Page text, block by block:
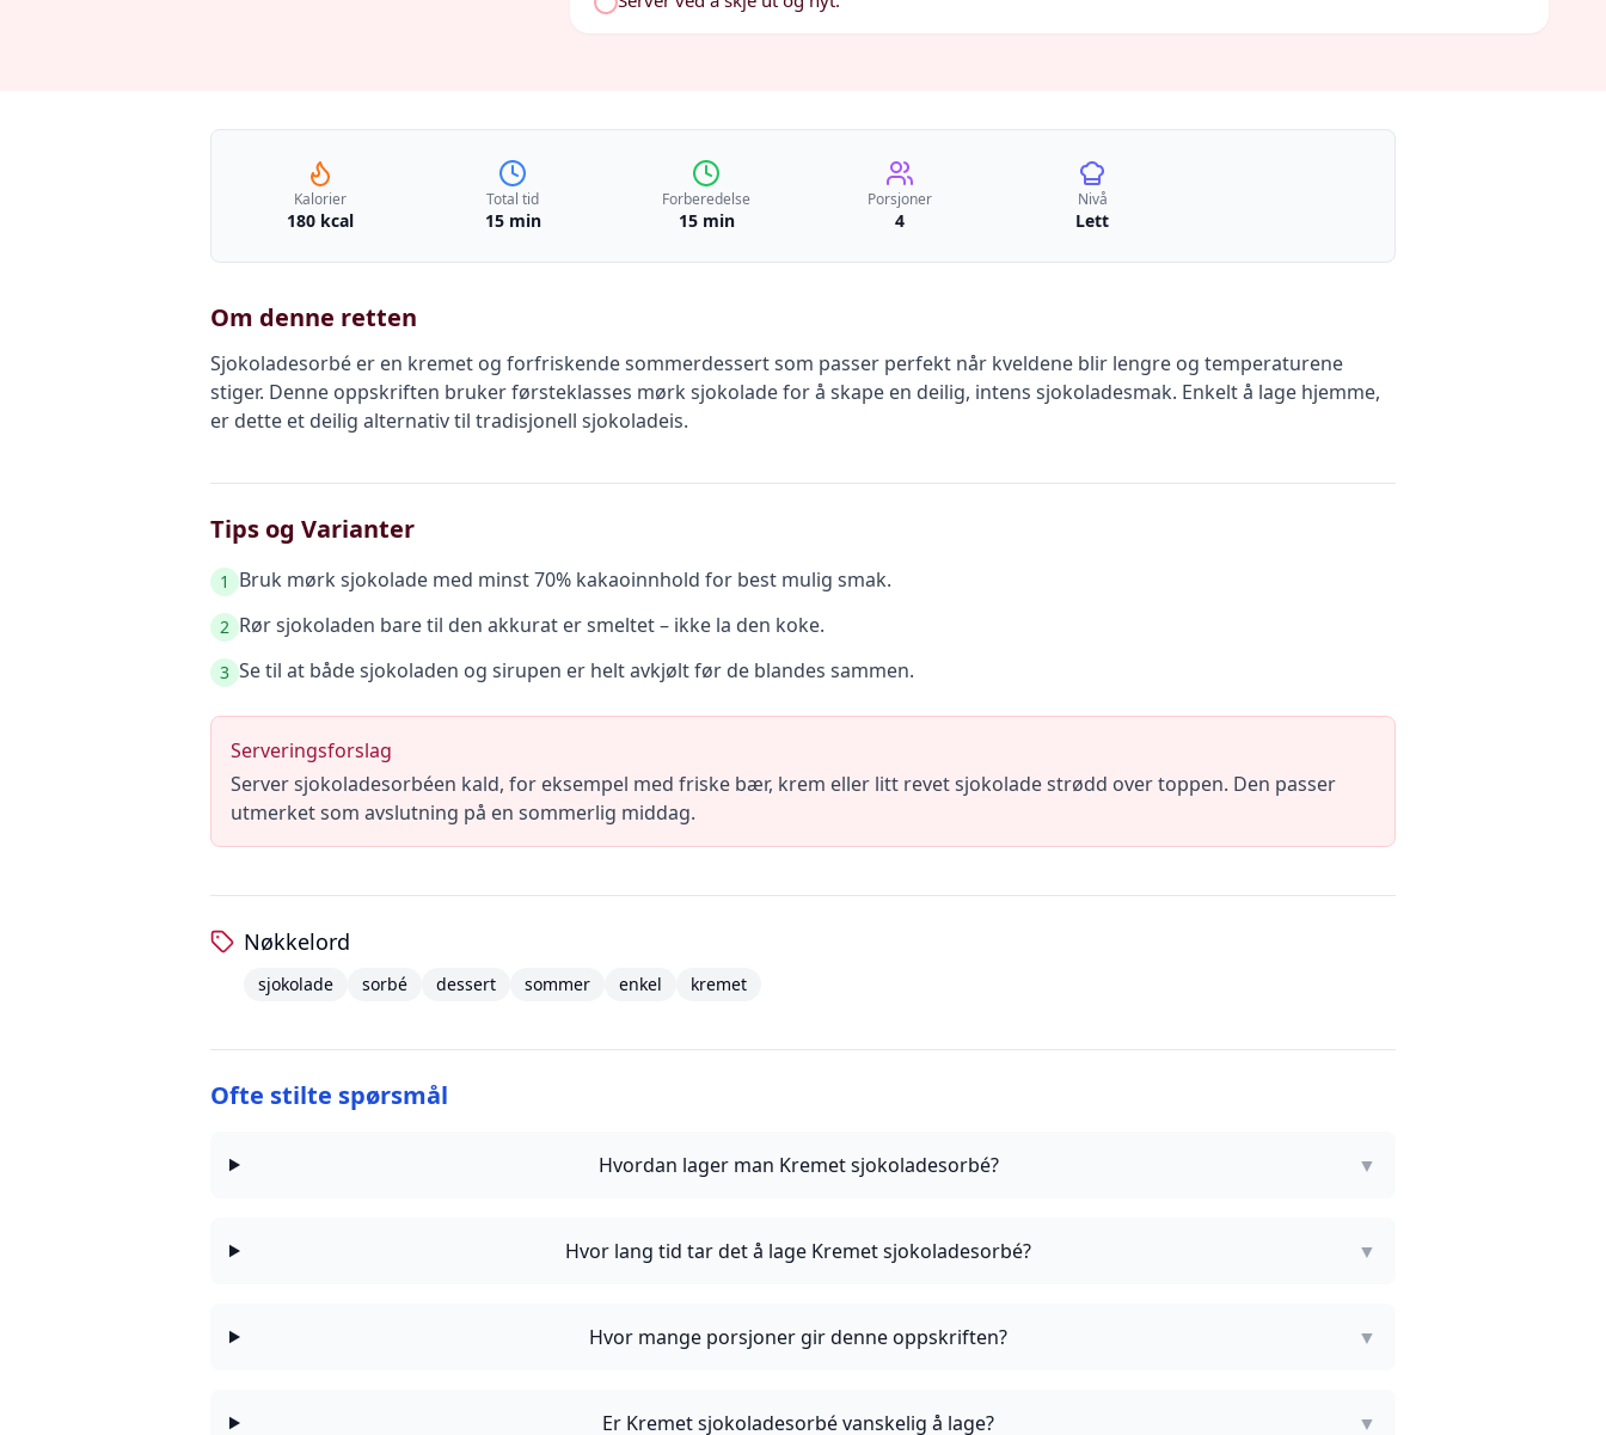
Kalorier
180 kcal
Total tid
15 min
Forberedelse
15 min
Porsjoner
4
Nivå
Lett
Om denne retten
Sjokoladesorbé er en kremet og forfriskende sommerdessert som passer perfekt når kveldene blir lengre og temperaturene
stiger. Denne oppskriften bruker førsteklasses mørk sjokolade for å skape en deilig, intens sjokoladesmak. Enkelt å lage hjemme,
er dette et deilig alternativ til tradisjonell sjokoladeis.
Tips og Varianter
1 Bruk mørk sjokolade med minst 70% kakaoinnhold for best mulig smak.
2 Rør sjokoladen bare til den akkurat er smeltet – ikke la den koke.
3 Se til at både sjokoladen og sirupen er helt avkjølt før de blandes sammen.
Serveringsforslag
Server sjokoladesorbéen kald, for eksempel med friske bær, krem eller litt revet sjokolade strødd over toppen. Den passer
utmerket som avslutning på en sommerlig middag.
Nøkkelord
sjokolade sorbé dessert sommer enkel kremet
Ofte stilte spørsmål
Hvordan lager man Kremet sjokoladesorbé? ▼
Hvor lang tid tar det å lage Kremet sjokoladesorbé? ▼
Hvor mange porsjoner gir denne oppskriften? ▼
Er Kremet sjokoladesorbé vanskelig å lage? ▼